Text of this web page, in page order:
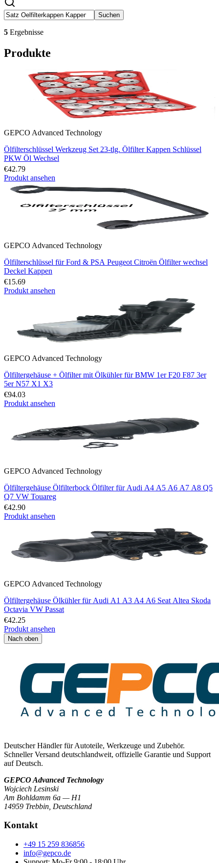
Suchen
5 Ergebnisse
Produkte
GEPCO Advanced Technology
Ölfilterschlüssel Werkzeug Set 23-tlg. Ölfilter Kappen Schlüssel
PKW Öl Wechsel
€42.79
Produkt ansehen
GEPCO Advanced Technology
Ölfilterschlüssel für Ford & PSA Peugeot Citroën Ölfilter wechsel
Deckel Kappen
€15.69
Produkt ansehen
GEPCO Advanced Technology
Ölfiltergehäuse + Ölfilter mit Ölkühler für BMW 1er F20 F87 3er
5er N57 X1 X3
€94.03
Produkt ansehen
GEPCO Advanced Technology
Ölfiltergehäuse Ölfilterbock Ölfilter für Audi A4 A5 A6 A7 A8 Q5
Q7 VW Touareg
€42.90
Produkt ansehen
GEPCO Advanced Technology
Ölfiltergehäuse Ölkühler für Audi A1 A3 A4 A6 Seat Altea Skoda
Octavia VW Passat
€42.25
Produkt ansehen
Nach oben
Deutscher Händler für Autoteile, Werkzeuge und Zubehör.
Schneller Versand deutschlandweit, offizielle Garantie und Support
auf Deutsch.
GEPCO Advanced Technology
Wojciech Lesinski
Am Bohldamm 6a — H1
14959 Trebbin Deutschland
Kontakt
+49 15 259 836856
info@gepco.de